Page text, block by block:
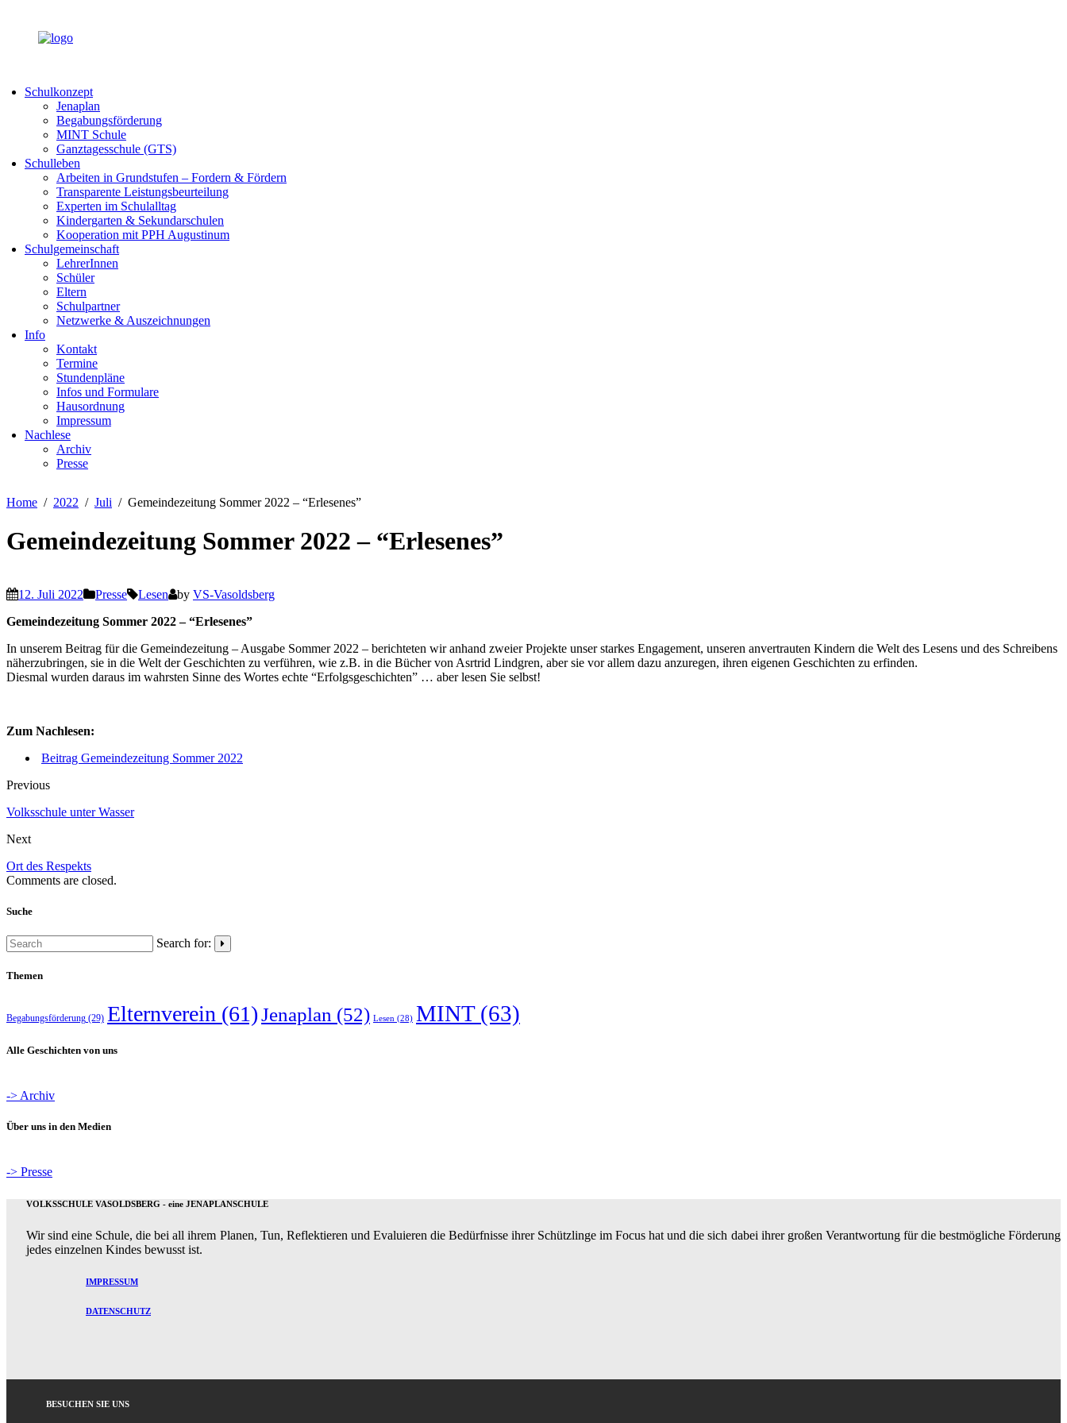
Schulkonzept
Jenaplan
Begabungsförderung
MINT Schule
Ganztagesschule (GTS)
Schulleben
Arbeiten in Grundstufen – Fordern & Fördern
Transparente Leistungsbeurteilung
Experten im Schulalltag
Kindergarten & Sekundarschulen
Kooperation mit PPH Augustinum
Schulgemeinschaft
LehrerInnen
Schüler
Eltern
Schulpartner
Netzwerke & Auszeichnungen
Info
Kontakt
Termine
Stundenpläne
Infos und Formulare
Hausordnung
Impressum
Nachlese
Archiv
Presse
Home 2022 Juli Gemeindezeitung Sommer 2022 – “Erlesenes”
Gemeindezeitung Sommer 2022 – “Erlesenes”
12. Juli 2022 Presse Lesen by VS-Vasoldsberg
Gemeindezeitung Sommer 2022 – “Erlesenes”
In unserem Beitrag für die Gemeindezeitung – Ausgabe Sommer 2022 – berichteten wir anhand zweier Projekte unser starkes Engagement, unseren anvertrauten Kindern die Welt des Lesens und des Schreibens
näherzubringen, sie in die Welt der Geschichten zu verführen, wie z.B. in die Bücher von Asrtrid Lindgren, aber sie vor allem dazu anzuregen, ihren eigenen Geschichten zu erfinden.
Diesmal wurden daraus im wahrsten Sinne des Wortes echte “Erfolgsgeschichten” … aber lesen Sie selbst!
Zum Nachlesen:
Beitrag Gemeindezeitung Sommer 2022
Previous
Volksschule unter Wasser
Next
Ort des Respekts
Comments are closed.
Suche
Search for:
Themen
Begabungsförderung (29) Elternverein (61)Jenaplan (52) Lesen (28) MINT(63)
Alle Geschichten von uns
-> Archiv
Über uns in den Medien
-> Presse
VOLKSSCHULE VASOLDSBERG - eine JENAPLANSCHULE
Wir sind eine Schule, die bei all ihrem Planen, Tun, Reflektieren und Evaluieren die Bedürfnisse ihrer Schützlinge im Focus hat und die sich dabei ihrer großen Verantwortung für die bestmögliche Förderung
jedes einzelnen Kindes bewusst ist.
IMPRESSUM
DATENSCHUTZ
BESUCHEN SIE UNS